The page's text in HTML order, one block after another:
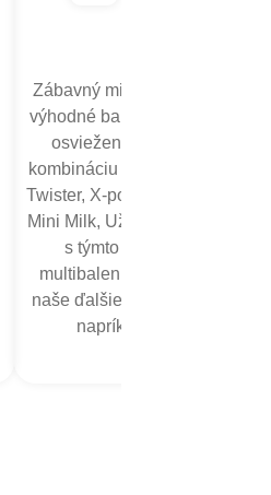
Zábavný mix zmrzlín Algida -
výhodné balenie plné letného
osvieženia. Ide o skvelú
kombináciu detských zmrzlín -
Twister, X-pop, Funny Finger a
Mini Milk, Užite si veľa zábavy
s týmto osviežujúcim
multibalením! Vyskúšajte aj
naše ďalšie detské zmrzliny -
napríklad Twister!